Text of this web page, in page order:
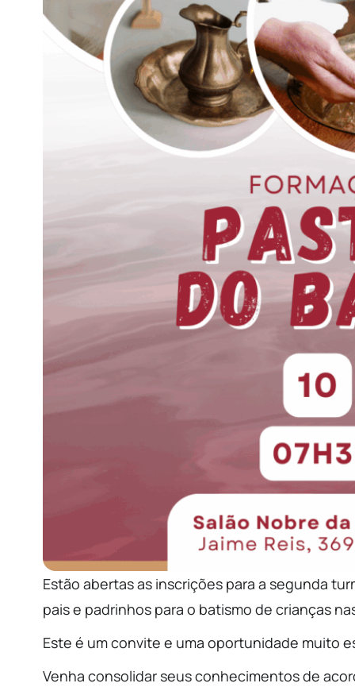
Estão abertas as inscrições para a segunda
pais e padrinhos para o batismo de crianças
Este é um convite e uma oportunidade muito
Venha consolidar seus conhecimentos de